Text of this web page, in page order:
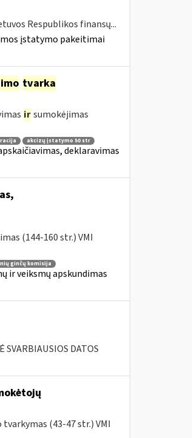
Respublikos finansų...
įstatymo pakeitimai
tvarka
ir sumokėjimas
akcizų įstatymo 50 str
deklaravimas
(144-160 str.) VMI
ginčų komisija
ir veiksmų apskundimas
SVARBIAUSIOS DATOS
(43-47 str.) VMI